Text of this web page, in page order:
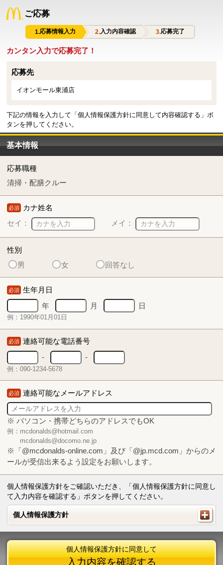
ご応募
応募情報入力 入力内容確認 応募完了
カンタン入力で応募完了！
応募先
イオンモール東浦店
下記の情報を入力して「個人情報保護方針に同意して内容確認する」ボ
タンを押してください。
基本情報
応募職種
清掃・配膳クルー
必須 カナ姓名
セイ：
メイ：
性別
男
女 回答なし
必須 生年月日
年
月 日
例：1990年01月01日
必須 連絡可能な電話番号
-
-
例：090-1234-5678
必須 連絡可能なメールアドレス
※ パソコン・携帯どちらのアドレスでもOK
例：mcdonalds@hotmail.com
mcdonalds@docomo.ne.jp
※「@mcdonalds-online.com」及び「@jp.mcd.com」からのメ
ールが受信出来るよう設定をお願いします。
個人情報保護方針をご確認いただき、「個人情報保護方針に同意し
て入力内容を確認する」ボタンを押してください。
個人情報保護方針
個人情報保護方針
個人情報保護方針に同意して
入力内容を確認する